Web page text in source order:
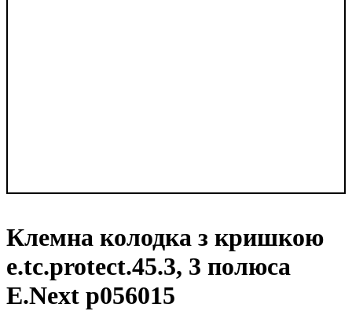
Клемна колодка з кришкою
e.tc.protect.45.3, 3 полюса
E.Next p056015